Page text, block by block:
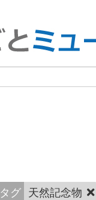
タグ 天然記念物